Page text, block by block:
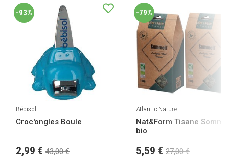
-93%
Bébisol
Croc'ongles Boule
2,99 € 43,00 €
-79%
Atlantic Nature
Nat&Form Tisane
bio
5,59 € 27,00 €